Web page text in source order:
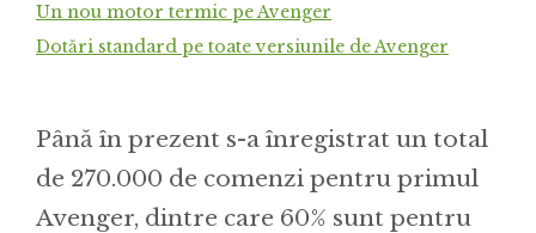
Un nou motor termic pe Avenger
Dotări standard pe toate versiunile de Avenger
Până în prezent s-a înregistrat un total
de 270.000 de comenzi pentru primul
Avenger, dintre care 60% sunt pentru